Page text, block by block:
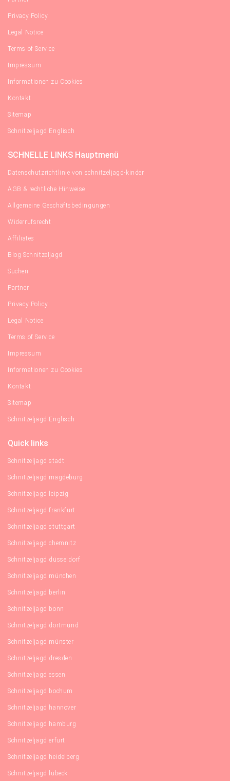
Privacy Policy
Legal Notice
Terms of Service
Impressum
Informationen zu Cookies
Kontakt
Sitemap
Schnitzeljagd Englisch
SCHNELLE LINKS Hauptmenü
Datenschutzrichtlinie von schnitzeljagd-kinder
AGB & rechtliche Hinweise
Allgemeine Geschäftsbedingungen
Widerrufsrecht
Affiliates
Blog Schnitzeljagd
Suchen
Partner
Privacy Policy
Legal Notice
Terms of Service
Impressum
Informationen zu Cookies
Kontakt
Sitemap
Schnitzeljagd Englisch
Quick links
Schnitzeljagd stadt
Schnitzeljagd magdeburg
Schnitzeljagd leipzig
Schnitzeljagd frankfurt
Schnitzeljagd stuttgart
Schnitzeljagd chemnitz
Schnitzeljagd düsseldorf
Schnitzeljagd münchen
Schnitzeljagd berlin
Schnitzeljagd bonn
Schnitzeljagd dortmund
Schnitzeljagd münster
Schnitzeljagd dresden
Schnitzeljagd essen
Schnitzeljagd bochum
Schnitzeljagd hannover
Schnitzeljagd hamburg
Schnitzeljagd erfurt
Schnitzeljagd heidelberg
Schnitzeljagd lübeck